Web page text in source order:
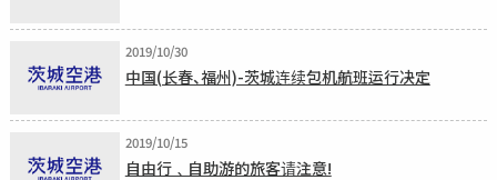
2019/10/30
中国(长春、福州)-茨城连续包机航班运行决定
2019/10/15
自由行﹑自助游的旅客请注意!